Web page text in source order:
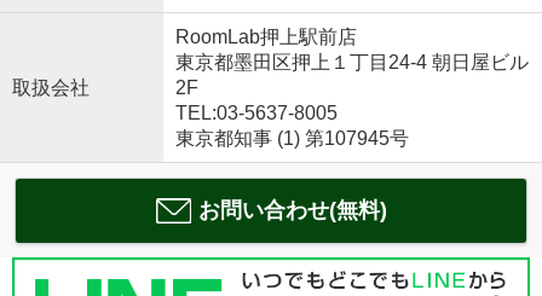
取扱会社
RoomLab押上駅前店
東京都墨田区押上１丁目24-4 朝日屋ビル
2F
TEL:03-5637-8005
東京都知事 (1) 第107945号
お問い合わせ(無料)